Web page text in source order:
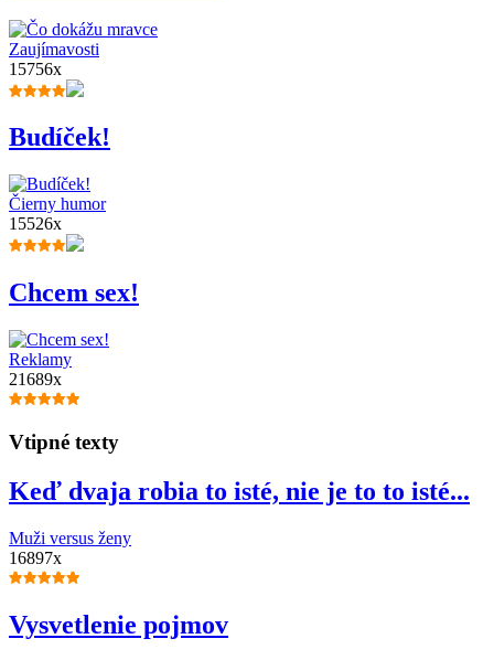
Zaujímavosti
15756x
Budíček!
Čierny humor
15526x
Chcem sex!
Reklamy
21689x
Vtipné texty
Keď dvaja robia to isté, nie je to to isté...
Muži versus ženy
16897x
Vysvetlenie pojmov